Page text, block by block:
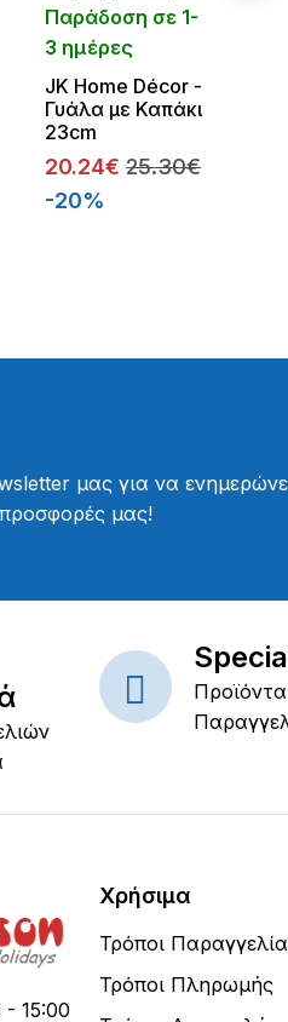
Παράδοση σε 1-
3 ημέρες
JΚ Home Décor -
Γυάλα με Καπάκι
23cm
20.24€ 25.30€
-20%
μας για να
μας!
- 15:00
Χρήσιμα
Τρόποι
Τρόποι Πληρωμής